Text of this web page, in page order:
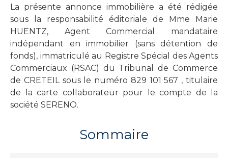
La présente annonce immobilière a été rédigée
sous la responsabilité éditoriale de Mme Marie
HUENTZ, Agent Commercial mandataire
indépendant en immobilier (sans détention de
fonds), immatriculé au Registre Spécial des Agents
Commerciaux (RSAC) du Tribunal de Commerce
de CRETEIL sous le numéro 829 101 567 , titulaire
de la carte collaborateur pour le compte de la
société SERENO.
Sommaire